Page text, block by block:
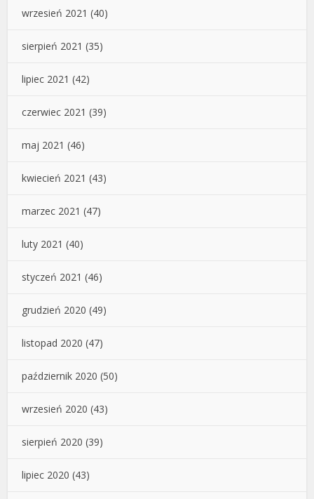
wrzesień 2021 (40)
sierpień 2021 (35)
lipiec 2021 (42)
czerwiec 2021 (39)
maj 2021 (46)
kwiecień 2021 (43)
marzec 2021 (47)
luty 2021 (40)
styczeń 2021 (46)
grudzień 2020 (49)
listopad 2020 (47)
październik 2020 (50)
wrzesień 2020 (43)
sierpień 2020 (39)
lipiec 2020 (43)